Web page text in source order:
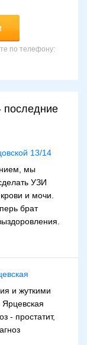
по телефону:
последние
13/14
мы
УЗИ
и мочи.
брат
и жуткими
- простатит,